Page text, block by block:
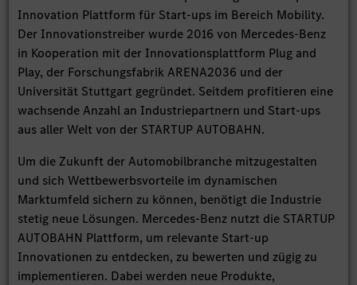
Innovation Plattform für Start-ups im Bereich Mobility.
Der Innovationstreiber wurde 2016 von Mercedes-Benz
in Kooperation mit der Innovationsplattform Plug and
Play, der Forschungsfabrik ARENA2036 und der
Universität Stuttgart gegründet. Seitdem profitieren eine
wachsende Anzahl an Industriepartnern und Start-ups
aus aller Welt von der STARTUP AUTOBAHN.
Um die Zukunft der Automobilbranche mitzugestalten
und sich Wettbewerbsvorteile im dynamischen
Marktumfeld sichern zu können, benötigt die Industrie
stetig neue Lösungen. Mercedes-Benz nutzt die STARTUP
AUTOBAHN Plattform, um relevante Start-up
Innovationen zu entdecken, zu bewerten und zügig zu
implementieren. Dabei werden neue Produkte,